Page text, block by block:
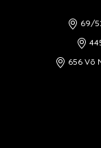
69/
656 Võ